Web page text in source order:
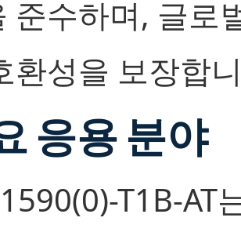
준수하며, 글로
환성을 보장합
응용 분야
T1B-AT